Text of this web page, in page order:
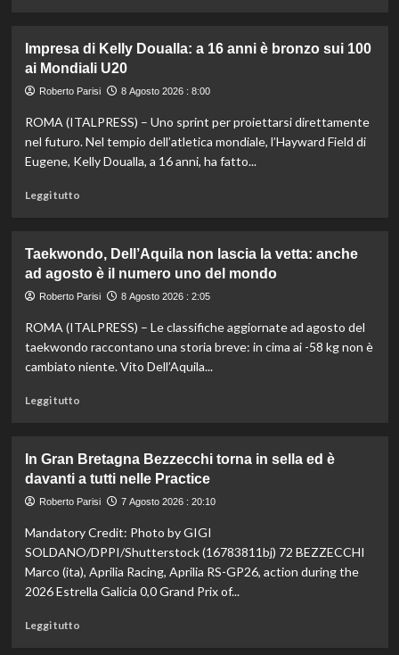
Nuoto
di
fondo,
d’argento
nella
staffetta
Impresa di Kelly Doualla: a 16 anni è bronzo sui 100
ai Mondiali U20
Roberto Parisi 8 Agosto 2026 : 8:00
ROMA (ITALPRESS) – Uno sprint per proiettarsi direttamente
nel futuro. Nel tempio dell’atletica mondiale, l’Hayward Field di
Eugene, Kelly Doualla, a 16 anni, ha fatto...
Leggi tuttoLeggi
Impresa
di
Kelly
a
16
anni
Mondiali
U20
Taekwondo, Dell’Aquila non lascia la vetta: anche
ad agosto è il numero uno del mondo
Roberto Parisi 8 Agosto 2026 : 2:05
ROMA (ITALPRESS) – Le classifiche aggiornate ad agosto del
taekwondo raccontano una storia breve: in cima ai -58 kg non è
cambiato niente. Vito Dell’Aquila...
Leggi tuttoLeggi
Taekwondo,
Dell’Aquila
non
la
vetta:
anche
ad
In Gran Bretagna Bezzecchi torna in sella ed è
davanti a tutti nelle Practice
Roberto Parisi 7 Agosto 2026 : 20:10
Mandatory Credit: Photo by GIGI
SOLDANO/DPPI/Shutterstock (16783811bj) 72 BEZZECCHI
Marco (ita), Aprilia Racing, Aprilia RS-GP26, action during the
2026 Estrella Galicia 0,0 Grand Prix of...
Leggi tuttoLeggi